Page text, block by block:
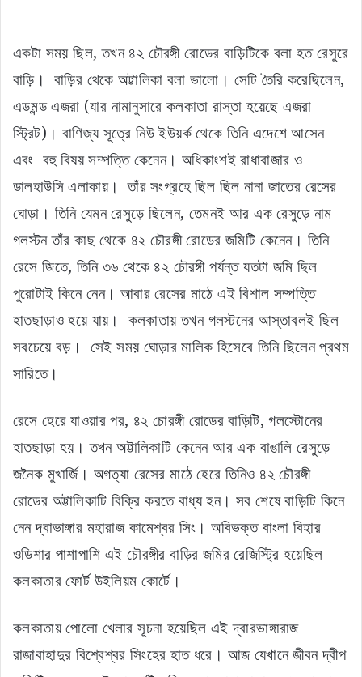
একটা সময় ছিল, তখন ৪২ চৌরঙ্গী রোডের বাড়িটিকে বলা হত রেসুরে
বাড়ি। বাড়ির থেকে অট্টালিকা বলা ভালো। সেটি তৈরি করেছিলেন,
এডমন্ড এজরা (যার নামানুসারে কলকাতা রাস্তা হয়েছে এজরা
স্ট্রিট)। বাণিজ্য সূত্রে নিউ ইউয়র্ক থেকে তিনি এদেশে আসেন
এবং বহু বিষয় সম্পত্তি কেনেন। অধিকাংশই রাধাবাজার ও
ডালহাউসি এলাকায়। তাঁর সংগ্রহে ছিল ছিল নানা জাতের রেসের
ঘোড়া। তিনি যেমন রেসুড়ে ছিলেন, তেমনই আর এক রেসুড়ে নাম
গলস্টন তাঁর কাছ থেকে ৪২ চৌরঙ্গী রোডের জমিটি কেনেন। তিনি
রেসে জিতে, তিনি ৩৬ থেকে ৪২ চৌরঙ্গী পর্যন্ত যতটা জমি ছিল
পুরোটাই কিনে নেন। আবার রেসের মাঠে এই বিশাল সম্পত্তি
হাতছাড়াও হয়ে যায়। কলকাতায় তখন গলস্টনের আস্তাবলই ছিল
সবচেয়ে বড়। সেই সময় ঘোড়ার মালিক হিসেবে তিনি ছিলেন প্রথম
সারিতে।
রেসে হেরে যাওয়ার পর, ৪২ চোরঙ্গী রোডের বাড়িটি, গলস্টোনের
হাতছাড়া হয়। তখন অট্টালিকাটি কেনেন আর এক বাঙালি রেসুড়ে
জনৈক মুখার্জি। অগত্যা রেসের মাঠে হেরে তিনিও ৪২ চৌরঙ্গী
রোডের অট্টালিকাটি বিক্রি করতে বাধ্য হন। সব শেষে বাড়িটি কিনে
নেন দ্বাভাঙ্গার মহারাজ কামেশ্বর সিং। অবিভক্ত বাংলা বিহার
ওডিশার পাশাপাশি এই চৌরঙ্গীর বাড়ির জমির রেজিস্ট্রি হয়েছিল
কলকাতার ফোর্ট উইলিয়ম কোর্টে।
কলকাতায় পোলো খেলার সূচনা হয়েছিল এই দ্বারভাঙ্গারাজ
রাজাবাহাদুর বিশ্বেশ্বর সিংহের হাত ধরে। আজ যেখানে জীবন দ্বীপ